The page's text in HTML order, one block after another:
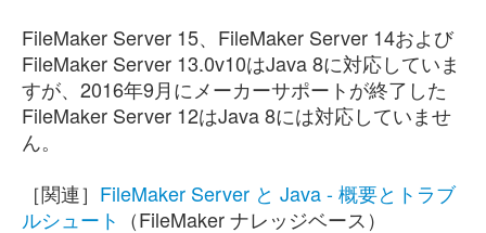
FileMaker Server 15、FileMaker Server 14および
FileMaker Server 13.0v10はJava 8に対応していま
すが、2016年9月にメーカーサポートが終了した
FileMaker Server 12はJava 8には対応していませ
ん。
［関連］ FileMaker Server と Java - 概要とトラブ
ルシュート （FileMaker ナレッジベース）